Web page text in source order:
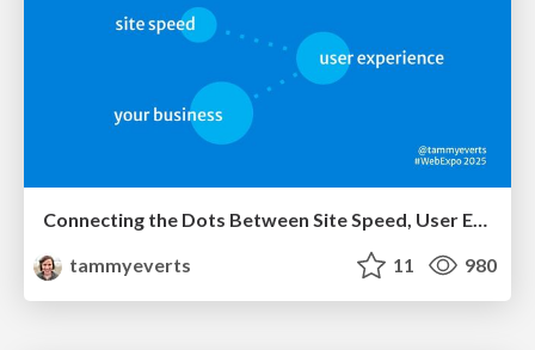
Connecting the Dots Between Site Speed, User Experience & Your Business [WebExpo 2025]
tammyeverts
11 980